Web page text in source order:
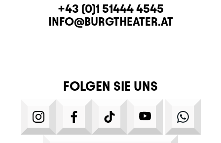
KONTAKTTELEFON
+43 (0)1 51444 4545
E-MAIL
INFO@BURGTHEATER.AT
FOLGEN SIE UNS
INSTAGRAMFACEBOOKTIKTOK YOUTUBE